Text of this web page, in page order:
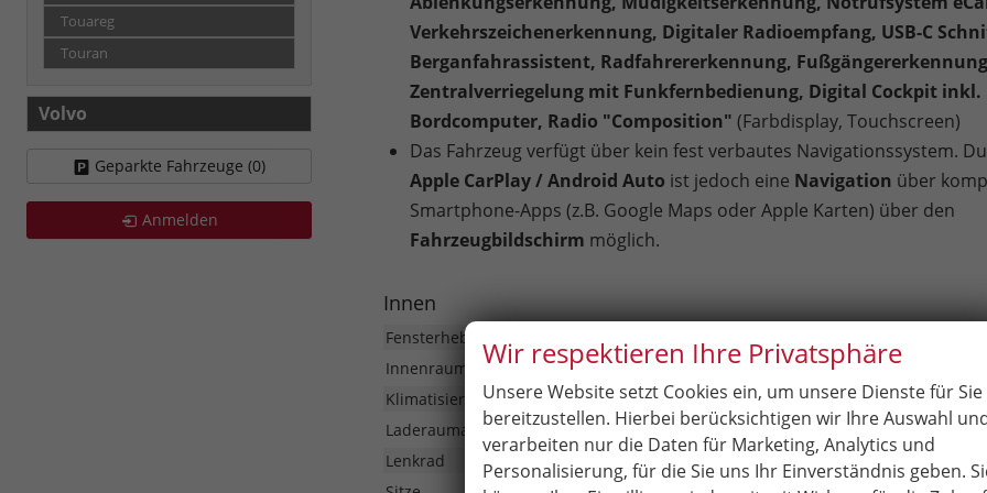
Verkehrszeichenerkennung, Digitaler Radioempfang, USB-C
Berganfahrassistent, Radfahrererkennung,
Zentralverriegelung mit Funkfernbedienung, Digital Cockpit inkl.
Bordcomputer, Radio "Composition" (Farbdisplay, Touchscreen)
Das Fahrzeug verfügt über kein fest verbautes Navigationssystem.
Apple CarPlay / Android Auto ist jedoch eine Navigation über
Smartphone-Apps (z.B. Google Maps oder Apple Karten) über den
Fahrzeugbildschirm möglich.
Innen
Fensterheber
Innenraumfilter
Klimatisierung
Laderaumabdeckung
Lenkrad
höhenverstellbar, mit
Touareg
Touran
Volvo
Geparkte Fahrzeuge (0)
Anmelden
Wir respektieren Ihre Privatsphäre
Unsere Website setzt Cookies ein, um unsere Dienste für Sie
bereitzustellen. Hierbei berücksichtigen wir Ihre Auswahl
verarbeiten nur die Daten für Marketing, Analytics und
Personalisierung, für die Sie uns Ihr Einverständnis geben.